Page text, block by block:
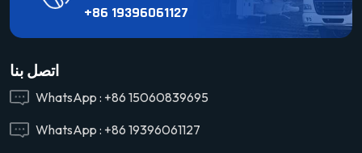
+86 19396061127
اتصل بنا
WhatsApp : +86 15060839695
WhatsApp : +86 19396061127